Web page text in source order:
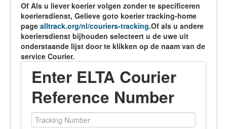
Of Als u liever koerier volgen zonder te specificeren
koeriersdienst, Gelieve goto koerier tracking-home
page alltrack.org/nl/couriers-tracking.Of als u andere
koeriersdienst bijhouden selecteert u de uwe uit
onderstaande lijst door te klikken op de naam van de
service Courier.
Enter ELTA Courier
Reference Number